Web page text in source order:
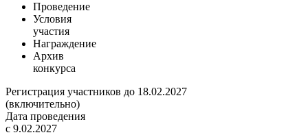
Проведение
Условия
участия
Награждение
Архив
конкурса
Регистрация участников до 18.02.2027
(включительно)
Дата проведения
с 9.02.2027